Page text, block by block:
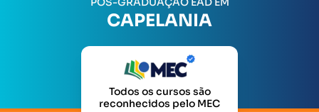
CAPELANIA
Todos os cursos são
reconhecidos pelo MEC